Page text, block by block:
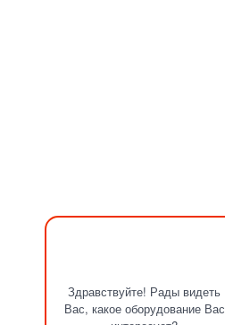
Здравствуйте! Рады видеть
Вас, какое оборудование Вас